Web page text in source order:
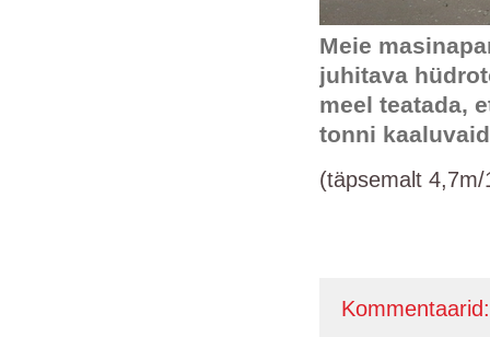
Meie
juhitava
meel teatada,
tonni
(täpsemalt